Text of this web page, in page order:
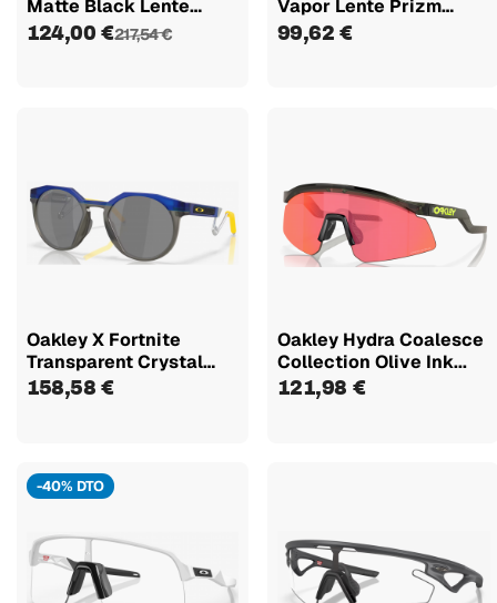
Matte Black Lente
Prizm Road...
124,00 €217,54 €
Vapor Lente Prizm
Black...
99,62 €
Oakley X Fortnite
Transparent Crystal
Blue...
158,58 €
Oakley Hydra Coalesce
Collection Olive Ink...
121,98 €
-40% DTO